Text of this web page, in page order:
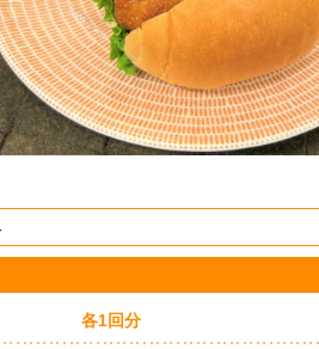
各1回分